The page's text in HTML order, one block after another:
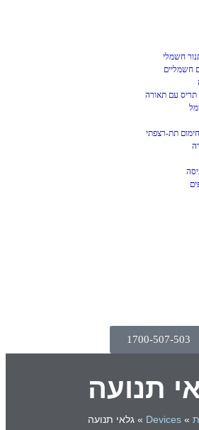
חשמלי
חשמליים
תריס עם תאורה
תת-רצפתי
1700-507-503
תנועה
»
Devices
» גלאי תנועה